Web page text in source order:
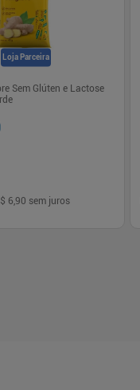
Loja Parceira
Sem Glúten e Lactose
6,90 sem juros